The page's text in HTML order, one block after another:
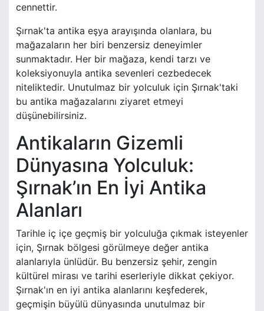
cennettir.
Şırnak'ta antika eşya arayışında olanlara, bu
mağazaların her biri benzersiz deneyimler
sunmaktadır. Her bir mağaza, kendi tarzı ve
koleksiyonuyla antika sevenleri cezbedecek
niteliktedir. Unutulmaz bir yolculuk için Şırnak'taki
bu antika mağazalarını ziyaret etmeyi
düşünebilirsiniz.
Antikaların Gizemli
Dünyasına Yolculuk:
Şırnak’ın En İyi Antika
Alanları
Tarihle iç içe geçmiş bir yolculuğa çıkmak isteyenler
için, Şırnak bölgesi görülmeye değer antika
alanlarıyla ünlüdür. Bu benzersiz şehir, zengin
kültürel mirası ve tarihi eserleriyle dikkat çekiyor.
Şırnak'ın en iyi antika alanlarını keşfederek,
geçmişin büyülü dünyasında unutulmaz bir